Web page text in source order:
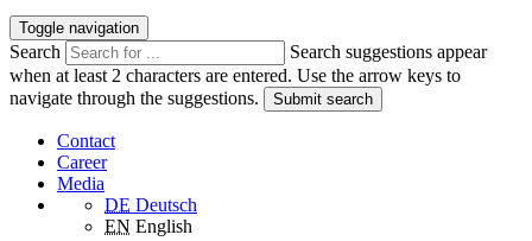
Toggle navigation
Search
Search suggestions appear
when at least 2 characters are entered. Use the arrow keys to
navigate through the suggestions.
Submit search
Contact
Career
Media
DE Deutsch
EN English